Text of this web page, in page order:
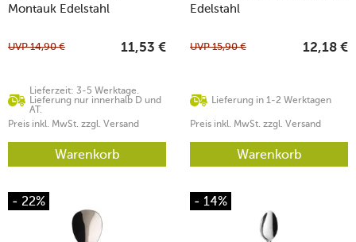
Montauk Edelstahl
Lieferzeit: 3-5 Werktage.
Lieferung nur innerhalb D und
AT.
UVP14,90 € 11,53 €
Preis inkl. MwSt. zzgl. Versand
Warenkorb
Edelstahl
Lieferung in 1-2 Werktagen
UVP15,90 € 12,18 €
Preis inkl. MwSt. zzgl. Versand
Warenkorb
- 22% - 14%